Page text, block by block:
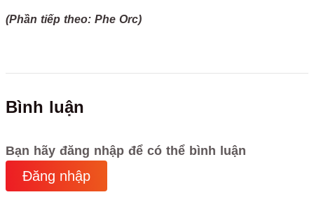
(Phần tiếp theo: Phe Orc)
Bình luận
Bạn hãy đăng nhập để có thể bình luận
Đăng nhập